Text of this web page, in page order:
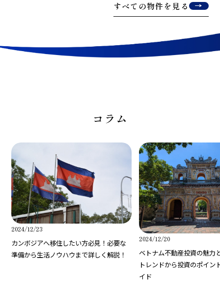
すべての物件を見る
コラム
2024/12/23
カンボジアへ移住したい方必見！必要な
準備から生活ノウハウまで詳しく解説！
2024/12/20
ベトナム不動産投資の魅力
トレンドから投資のポイン
イド